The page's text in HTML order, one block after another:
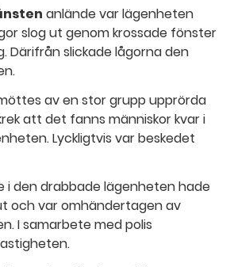
anlände var lägenheten
slog ut genom krossade fönster
Därifrån slickade lågorna den
av en stor grupp upprörda
att det fanns människor kvar i
Lyckligtvis var beskedet
i den drabbade lägenheten hade
och var omhändertagen av
I samarbete med polis